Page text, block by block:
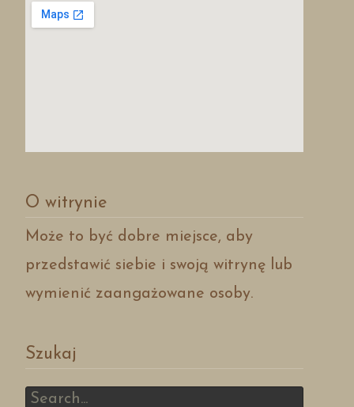
O witrynie
Może to być dobre miejsce, aby
przedstawić siebie i swoją witrynę lub
wymienić zaangażowane osoby.
Szukaj
Search